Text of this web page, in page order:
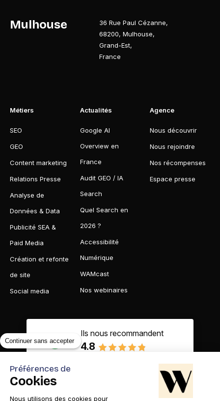
Mulhouse 36 Rue Paul Cézanne,
68200,Mulhouse,
Grand-Est,
France
Métiers
SEO
GEO
Content marketing
Relations Presse
Analyse de
Données & Data
Publicité SEA &
Paid Media
Création et refonte
de site
Social media
Actualités
Google AI
Overview en
France
Audit GEO / IA
Search
Quel Search en
2026 ?
Accessibilité
Numérique
WAMcast
Nos webinaires
Agence
Nous découvrir
Nous rejoindre
Nos récompenses
Espace presse
Ils nous recommandent
4.8
Continuer sans accepter
Préférences de
Cookies
Nous utilisons des cookies pour